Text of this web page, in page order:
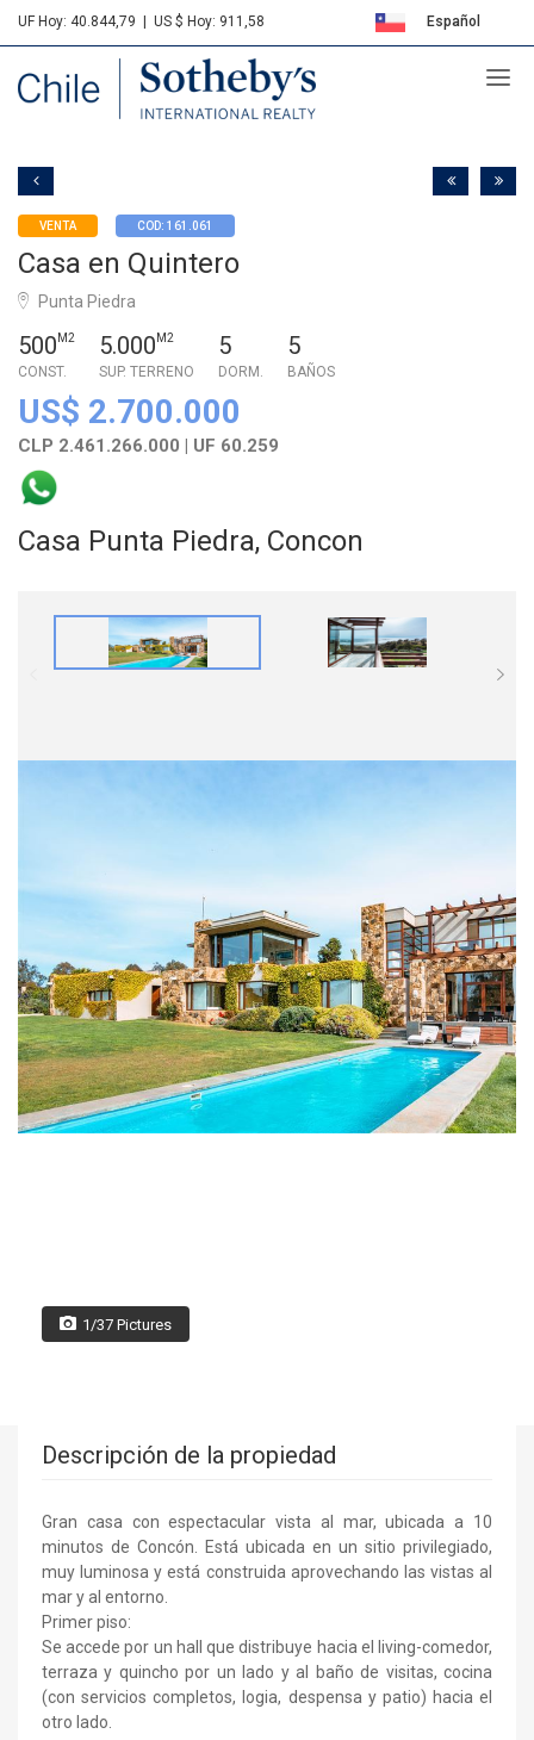
UF Hoy: 40.844,79 US $ Hoy: 911,58 Español
Sotheby's
VENTA COD: 161.061
Casa en Quintero
Punta Piedra
500 M2
CONST.
5.000 M2
SUP. TERRENO
5
DORM.
5
BAÑOS
US$ 2.700.000
CLP 2.461.266.000 | UF 60.259
Casa Punta Piedra, Concon
1/37 Pictures
Descripción de la propiedad
Gran casa con espectacular vista al mar, ubicada a 10
minutos de Concón. Está ubicada en un sitio privilegiado,
muy luminosa y está construida aprovechando las vistas al
mar y al entorno.
Primer piso:
Se accede por un hall que distribuye hacia el living-comedor,
terraza y quincho por un lado y al baño de visitas, cocina
(con servicios completos, logia, despensa y patio) hacia el
otro lado.